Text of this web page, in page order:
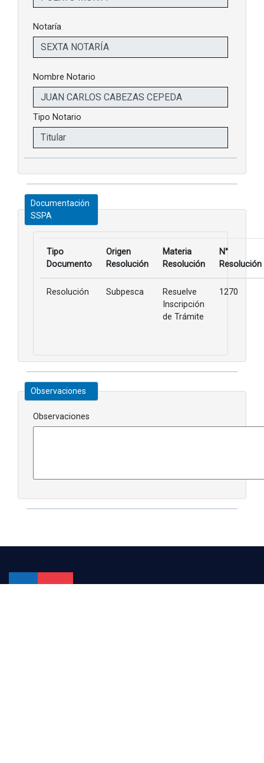
Notaría
Nombre Notario
Tipo Notario
Documentación
SSPA
Tipo
Documento
Origen
Resolución
Materia
Resolución
N°
Resolución
Resolución Subpesca
Resuelve
Inscripción
de Trámite
1270
Observaciones
Observaciones